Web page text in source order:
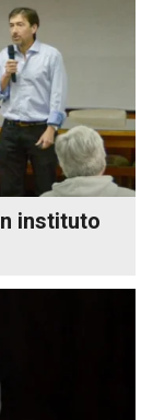
instituto